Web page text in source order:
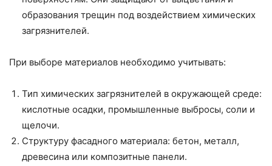
образования трещин под воздействием химических
загрязнителей.
При выборе материалов необходимо учитывать:
Тип химических загрязнителей в окружающей среде:
кислотные осадки, промышленные выбросы, соли и
щелочи.
Структуру фасадного материала: бетон, металл,
древесина или композитные панели.